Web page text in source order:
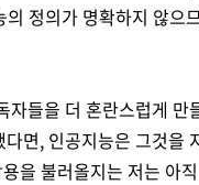
정의가 명확하지 않으
들을 더 혼란스럽게 만
면, 인공지능은 그것을
을 불러올지는 저는 아